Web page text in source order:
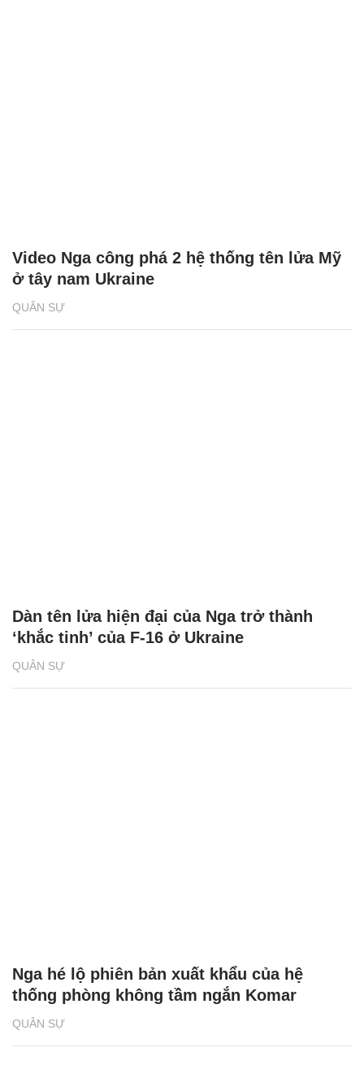
QUÂN SỰ
Video Nga công phá 2 hệ thống tên lửa Mỹ
ở tây nam Ukraine
QUÂN SỰ
Dàn tên lửa hiện đại của Nga trở thành
‘khắc tinh’ của F-16 ở Ukraine
QUÂN SỰ
Nga hé lộ phiên bản xuất khẩu của hệ
thống phòng không tầm ngắn Komar